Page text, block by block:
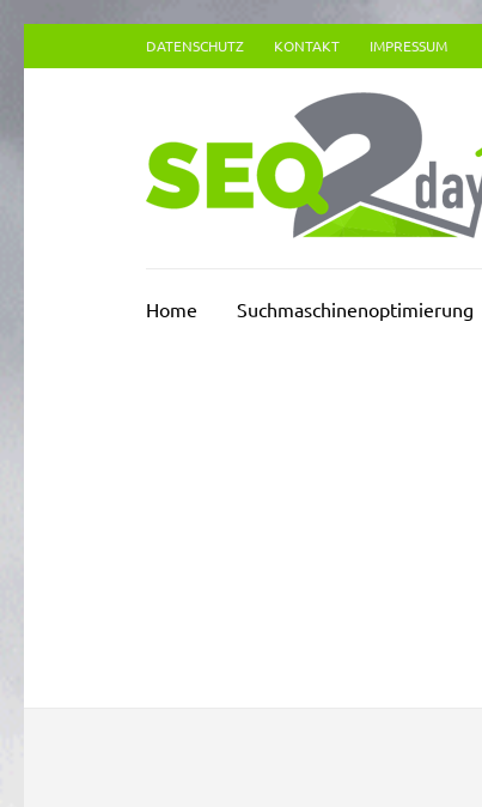
Inhalt
DATENSCHUTZ KONTAKT IMPRESSUM
Home Suchmaschinenoptimierung